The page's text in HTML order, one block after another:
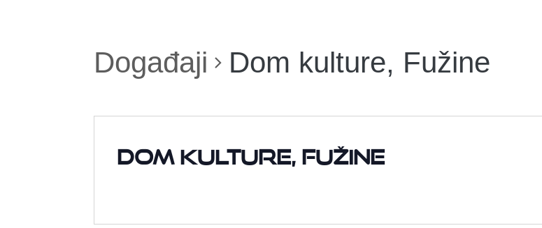
Događaji Dom kulture, Fužine
Dom kulture, Fužine